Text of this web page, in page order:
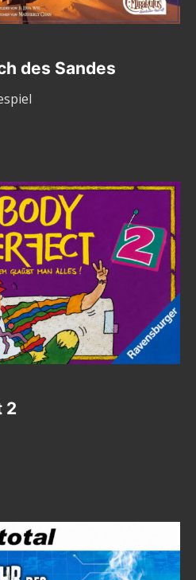
des Sandes
2